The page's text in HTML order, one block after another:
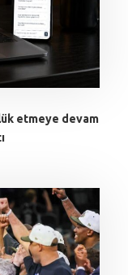
etmeye devam